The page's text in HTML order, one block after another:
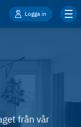
Logga in
från vår